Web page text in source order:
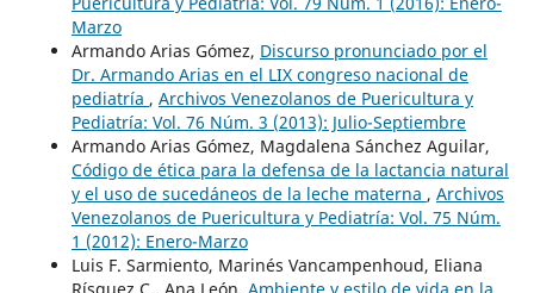
Marzo
Armando Arias Gómez, Discurso pronunciado por el
Dr. Armando Arias en el LIX congreso nacional de
pediatría , Archivos Venezolanos de Puericultura y
Pediatría: Vol. 76 Núm. 3 (2013): Julio-Septiembre
Armando Arias Gómez, Magdalena Sánchez Aguilar,
Código de ética para la defensa de la lactancia natural
y el uso de sucedáneos de la leche materna , Archivos
Venezolanos de Puericultura y Pediatría: Vol. 75 Núm.
1 (2012): Enero-Marzo
Luis F. Sarmiento, Marinés Vancampenhoud, Eliana